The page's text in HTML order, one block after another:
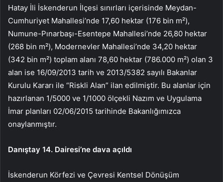
Hatay İli İskenderun İlçesi sınırları içerisinde Meydan-
Cumhuriyet Mahallesi’nde 17,60 hektar (176 bin m²),
Numune-Pınarbaşı-Esentepe Mahallesi’nde 26,80 hektar
(268 bin m²), Modernevler Mahallesi’nde 34,20 hektar
(342 bin m²) toplam alanı 78,60 hektar (786.000 m²) olan 3
alan ise 16/09/2013 tarih ve 2013/5382 sayılı Bakanlar
Kurulu Kararı ile “Riskli Alan” ilan edilmiştir. Bu alanlar için
hazırlanan 1/5000 ve 1/1000 ölçekli Nazım ve Uygulama
İmar planları 02/06/2015 tarihinde Bakanlığımızca
onaylanmıştır.
Danıştay 14. Dairesi’ne dava açıldı
İskenderun Körfezi ve Çevresi Kentsel Dönüşüm